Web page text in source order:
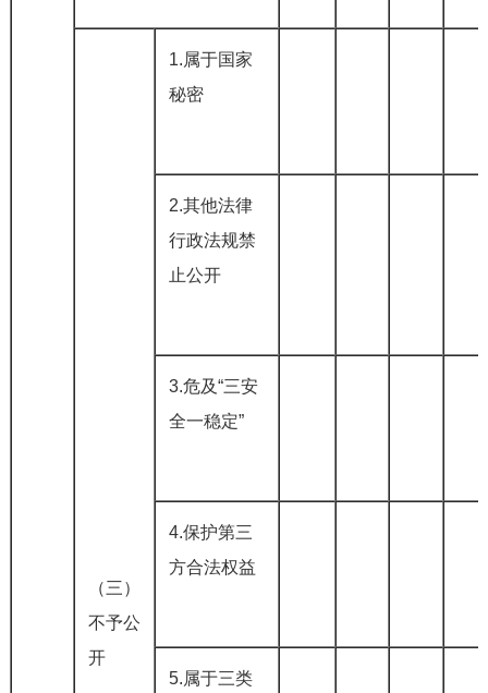
（三）
不予公
开
1.属于国家
秘密
2.其他法律
行政法规禁
止公开
3.危及“三安
全一稳定”
4.保护第三
方合法权益
5.属于三类